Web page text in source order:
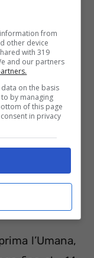
cara la pelle
di un calo
Cremona
e si porta a
di 10-25 dal
Raffaele,
rimanda in
con la
accorciare
l’Umana,
from
other device
with 319
and our partners
on the basis
by managing
of this page
in privacy